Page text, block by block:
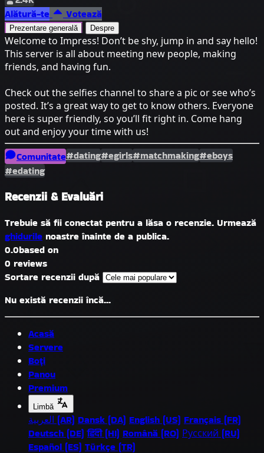
Alătură-te
Votează
Prezentare generală Despre
Welcome to Impress! Don’t be shy, jump in and say hello!
This server is all about meeting new people, making
friends, and having fun.
Check out the selfies channel to share a pic or see who’s
posted. It’s a great way to get to know others. Everyone
here is super friendly, so you’ll fit right in. Come hang
out and enjoy your time with us!
Comunitate#dating#egirls#matchmaking#eboys
#edating
Recenzii & Evaluări
Trebuie să fii conectat pentru a lăsa o recenzie. Urmează
ghidurile noastre înainte de a publica.
0.0based on
0 reviews
Sortare recenzii după
Nu există recenzii încă...
Acasă
Servere
Boți
Panou
Premium
Limbă
العربية (AR) Dansk (DA) English (US) Français (FR)
Deutsch (DE) हिंदी (HI) Română (RO) Русский (RU)
Español (ES) Türkçe (TR)